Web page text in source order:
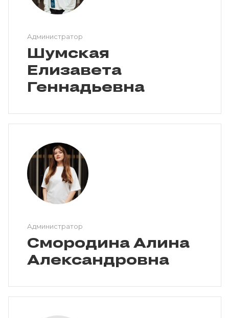
Администратор
Шумская
Елизавета
Геннадьевна
Администратор
Смородина Алина
Александровна